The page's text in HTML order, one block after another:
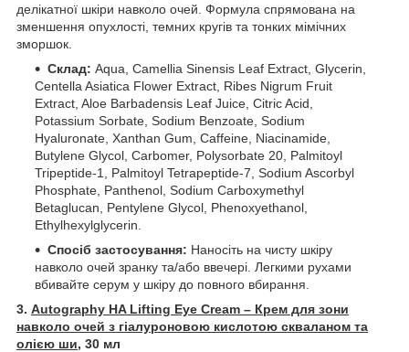
делікатної шкіри навколо очей. Формула спрямована на
зменшення опухлості, темних кругів та тонких мімічних
зморшок.
Склад: Aqua, Camellia Sinensis Leaf Extract, Glycerin,
Centella Asiatica Flower Extract, Ribes Nigrum Fruit
Extract, Aloe Barbadensis Leaf Juice, Citric Acid,
Potassium Sorbate, Sodium Benzoate, Sodium
Hyaluronate, Xanthan Gum, Caffeine, Niacinamide,
Butylene Glycol, Carbomer, Polysorbate 20, Palmitoyl
Tripeptide-1, Palmitoyl Tetrapeptide-7, Sodium Ascorbyl
Phosphate, Panthenol, Sodium Carboxymethyl
Betaglucan, Pentylene Glycol, Phenoxyethanol,
Ethylhexylglycerin.
Спосіб застосування: Наносіть на чисту шкіру
навколо очей зранку та/або ввечері. Легкими рухами
вбивайте серум у шкіру до повного вбирання.
3. Autography HA Lifting Eye Cream – Крем для зони
навколо очей з гіалуроновою кислотою скваланом та
олією ши, 30 мл